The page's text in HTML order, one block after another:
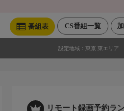
CS番組一覧
番組表
設定地域： 東京 東エリア
リモート録画予約ラ